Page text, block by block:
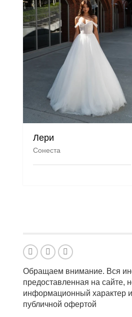
Лери
Сонеста
Обращаем внимание. Вся
предоставленная на сайте,
информационный характер
публичной офертой